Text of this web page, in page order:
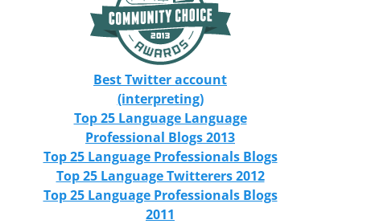
Best Twitter account
(interpreting)
Top 25 Language Language
Professional Blogs 2013
Top 25 Language Professionals Blogs
Top 25 Language Twitterers 2012
Top 25 Language Professionals Blogs
2011